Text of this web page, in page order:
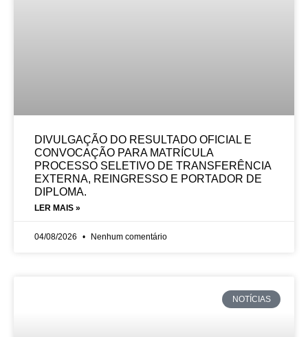
DIVULGAÇÃO DO RESULTADO OFICIAL E
CONVOCAÇÃO PARA MATRÍCULA
PROCESSO SELETIVO DE TRANSFERÊNCIA
EXTERNA, REINGRESSO E PORTADOR DE
DIPLOMA.
LER MAIS »
04/08/2026 Nenhum comentário
NOTÍCIAS